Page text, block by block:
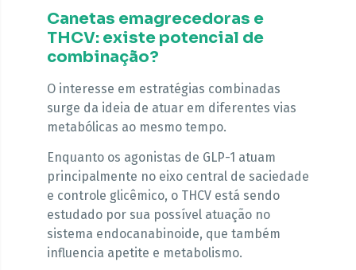
Canetas emagrecedoras e
THCV: existe potencial de
combinação?
O interesse em estratégias combinadas
surge da ideia de atuar em diferentes vias
metabólicas ao mesmo tempo.
Enquanto os agonistas de GLP-1 atuam
principalmente no eixo central de saciedade
e controle glicêmico, o THCV está sendo
estudado por sua possível atuação no
sistema endocanabinoide, que também
influencia apetite e metabolismo.